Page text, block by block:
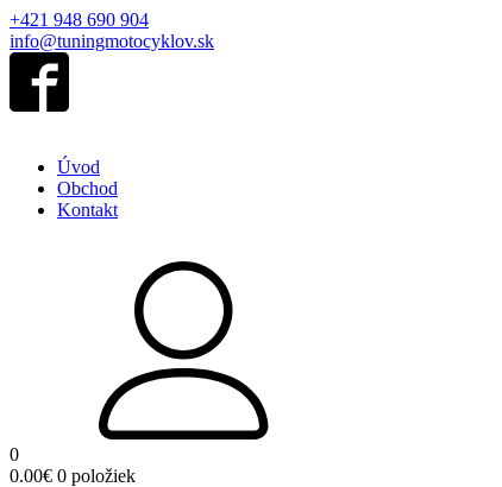
+421 948 690 904
info@tuningmotocyklov.sk
Úvod
Obchod
Kontakt
0
0.00€ 0 položiek